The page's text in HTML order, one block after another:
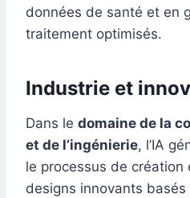
données de santé et en
traitement optimisés.
Industrie et
Dans le domaine de la
et de l’ingénierie, l’IA
le processus de création
designs innovants